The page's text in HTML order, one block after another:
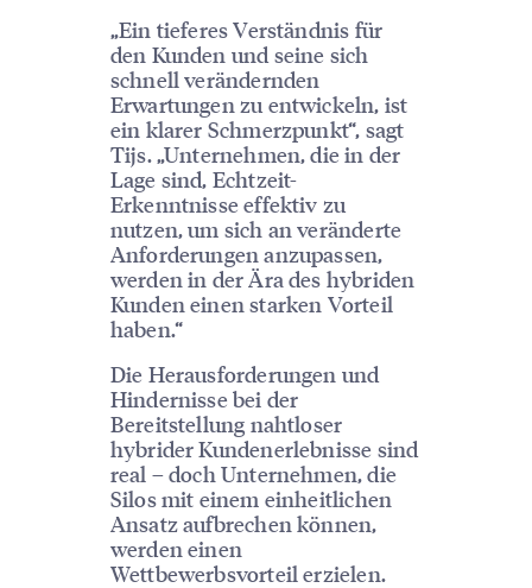
„Ein tieferes Verständnis für
den Kunden und seine sich
schnell verändernden
Erwartungen zu entwickeln, ist
ein klarer Schmerzpunkt“, sagt
Tijs. „Unternehmen, die in der
Lage sind, Echtzeit-
Erkenntnisse effektiv zu
nutzen, um sich an veränderte
Anforderungen anzupassen,
werden in der Ära des hybriden
Kunden einen starken Vorteil
haben.“
Die Herausforderungen und
Hindernisse bei der
Bereitstellung nahtloser
hybrider Kundenerlebnisse sind
real – doch Unternehmen, die
Silos mit einem einheitlichen
Ansatz aufbrechen können,
werden einen
Wettbewerbsvorteil erzielen.